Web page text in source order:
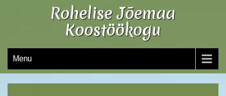
Rohelise Jõemaa
Koostöökogu
Menu